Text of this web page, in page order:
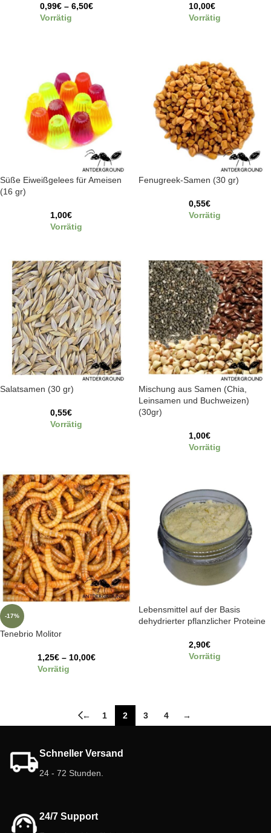
0,99€ – 6,50€
Vorrätig
10,00€
Vorrätig
Süße Eiweißgelees für Ameisen
(16 gr)
1,00€
Vorrätig
Fenugreek-Samen (30 gr)
0,55€
Vorrätig
Salatsamen (30 gr)
0,55€
Vorrätig
Mischung aus Samen (Chia,
Leinsamen und Buchweizen)
(30gr)
1,00€
Vorrätig
-17%
Tenebrio Molitor
1,25€ – 10,00€
Vorrätig
Lebensmittel auf der Basis
dehydrierter pflanzlicher Proteine
2,90€
Vorrätig
← 1 2 3 4 →
Schneller Versand
24 - 72 Stunden.
24/7 Support